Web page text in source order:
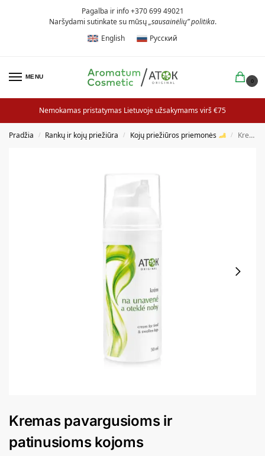
Pagalba ir info +370 699 49021
Naršydami sutinkate su mūsų„sausainėlių” politika.
English
Русский
MENU
0
Nemokamas pristatymas Lietuvoje užsakymams virš €75
Pradžia / Rankų ir kojų priežiūra / Kojų priežiūros priemonės / Kremas pavargusioms ir patinusioms kojoms
Kremas pavargusioms ir
patinusioms kojoms